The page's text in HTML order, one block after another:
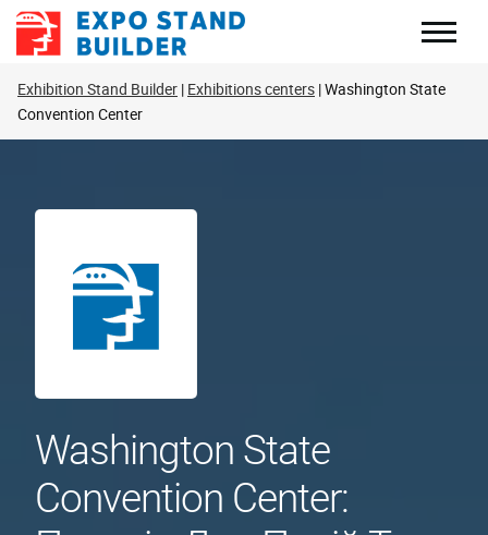
Перейти
Exhibition Stand Builder Exhibitions centers Washington State
Convention Center
Washington State
Convention Center: